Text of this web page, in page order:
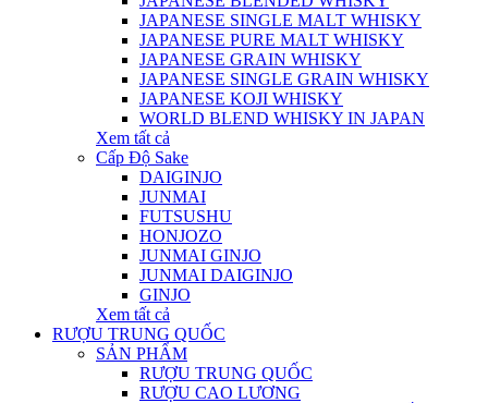
JAPANESE SINGLE MALT WHISKY
JAPANESE PURE MALT WHISKY
JAPANESE GRAIN WHISKY
JAPANESE SINGLE GRAIN WHISKY
JAPANESE KOJI WHISKY
WORLD BLEND WHISKY IN JAPAN
Xem tất cả
Cấp Độ Sake
DAIGINJO
JUNMAI
FUTSUSHU
HONJOZO
JUNMAI GINJO
JUNMAI DAIGINJO
GINJO
Xem tất cả
RƯỢU TRUNG QUỐC
SẢN PHẨM
RƯỢU TRUNG QUỐC
RƯỢU CAO LƯƠNG